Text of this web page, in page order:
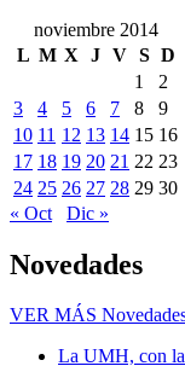
noviembre 2014
L M X J V S D
1
2
3
4 5 6 7 8
9
10 11 12 13 14 15 16
17 18 19 20 21 22 23
24 25 26 27 28 29 30
« Oct
Dic »
Novedades
VER MÁS
La UMH, con